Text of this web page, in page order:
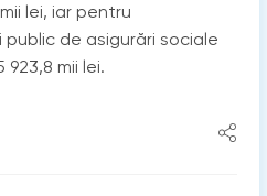
lei, iar pentru
de asigurări sociale
mii lei.